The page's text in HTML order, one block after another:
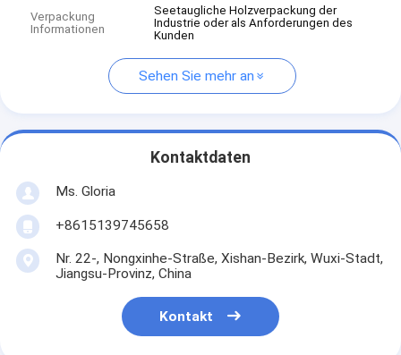
Verpackung
Informationen
Seetaugliche Holzverpackung der
Industrie oder als Anforderungen des
Kunden
Sehen Sie mehr an
Kontaktdaten
Ms. Gloria
+8615139745658
Nr. 22-, Nongxinhe-Straße, Xishan-Bezirk, Wuxi-Stadt,
Jiangsu-Provinz, China
Kontakt